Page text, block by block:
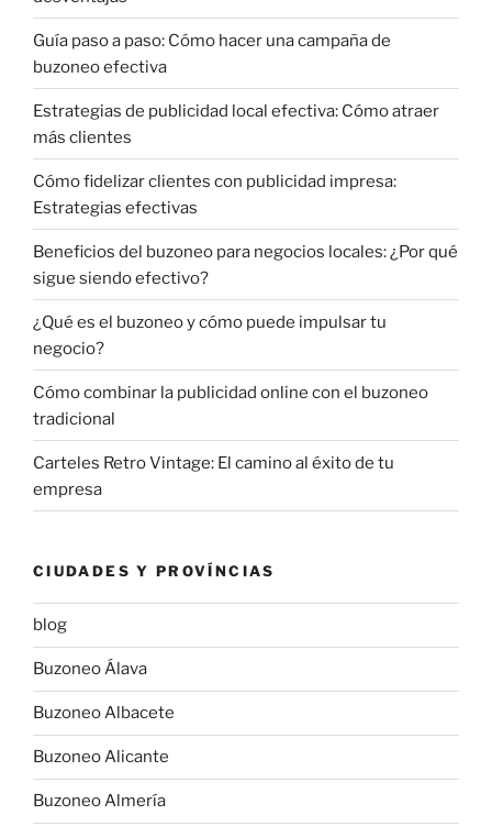
Guía paso a paso: Cómo hacer una campaña de
buzoneo efectiva
Estrategias de publicidad local efectiva: Cómo atraer
más clientes
Cómo fidelizar clientes con publicidad impresa:
Estrategias efectivas
Beneficios del buzoneo para negocios locales: ¿Por qué
sigue siendo efectivo?
¿Qué es el buzoneo y cómo puede impulsar tu
negocio?
Cómo combinar la publicidad online con el buzoneo
tradicional
Carteles Retro Vintage: El camino al éxito de tu
empresa
CIUDADES Y PROVÍNCIAS
blog
Buzoneo Álava
Buzoneo Albacete
Buzoneo Alicante
Buzoneo Almería